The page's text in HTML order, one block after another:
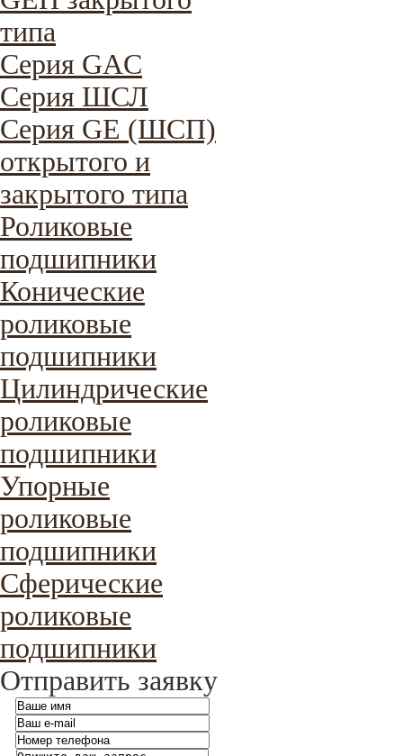
типа
Серия GAC
Cерия ШСЛ
Серия GE (ШСП)
открытого и
закрытого типа
Роликовые
подшипники
Конические
роликовые
подшипники
Цилиндрические
роликовые
подшипники
Упорные
роликовые
подшипники
Сферические
роликовые
подшипники
Отправить заявку